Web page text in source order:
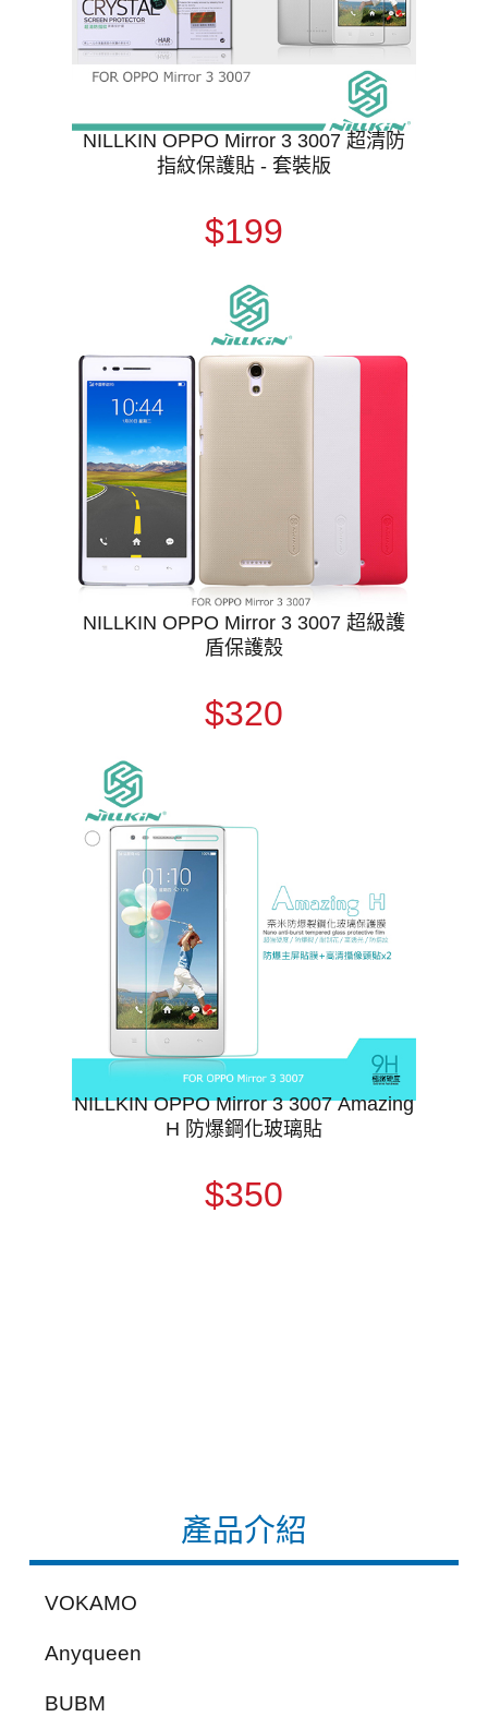
產品介紹
VOKAMO
Anyqueen
BUBM
NILLKIN OPPO Mirror 3 3007 超清防
指紋保護貼 - 套裝版
$199
NILLKIN OPPO Mirror 3 3007 超級護
盾保護殼
$320
NILLKIN OPPO Mirror 3 3007 Amazing
H 防爆鋼化玻璃貼
$350